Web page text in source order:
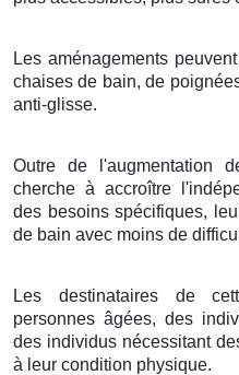
Les aménagements
chaises de bain, de
anti-glisse.
Outre de l'augmentation
cherche à accroître
des besoins spécifiques,
de bain avec moins de
Les destinataires de
personnes âgées, des
des individus nécessitant
à leur condition physique.